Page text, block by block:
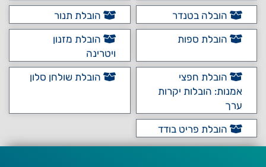
הובלה בטנדר
הובלת תנור
הובלת ספות
הובלת מזנון
ויטרינה
הובלת חפצי
אמנות: הובלות יקרות
ערך
הובלת שולחן סלון
הובלת פריט בודד